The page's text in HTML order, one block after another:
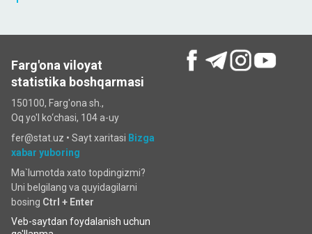
Farg'ona viloyat
statistika boshqarmasi
150100, Farg'ona sh.,
Oq yo'l ko‘chаsi, 104 a-uy
fer@stat.uz • Sayt xaritasi Bizga
xabar yuboring
Ma`lumotda xato topdingizmi?
Uni belgilang va quyidagilarni
bosing Ctrl + Enter
Veb-saytdan foydalanish uchun